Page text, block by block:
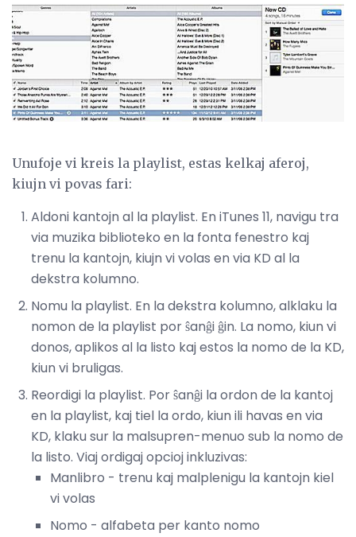
Unufoje vi kreis la playlist, estas kelkaj aferoj,
kiujn vi povas fari:
Aldoni kantojn al la playlist. En iTunes 11, navigu tra
via muzika biblioteko en la fonta fenestro kaj
trenu la kantojn, kiujn vi volas en via KD al la
dekstra kolumno.
Nomu la playlist. En la dekstra kolumno, alklaku la
nomon de la playlist por ŝanĝi ĝin. La nomo, kiun vi
donos, aplikos al la listo kaj estos la nomo de la KD,
kiun vi bruligas.
Reordigi la playlist. Por ŝanĝi la ordon de la kantoj
en la playlist, kaj tiel la ordo, kiun ili havas en via
KD, klaku sur la malsupren-menuo sub la nomo de
la listo. Viaj ordigaj opcioj inkluzivas:
Manlibro - trenu kaj malplenigu la kantojn kiel
vi volas
Nomo - alfabeta per kanto nomo